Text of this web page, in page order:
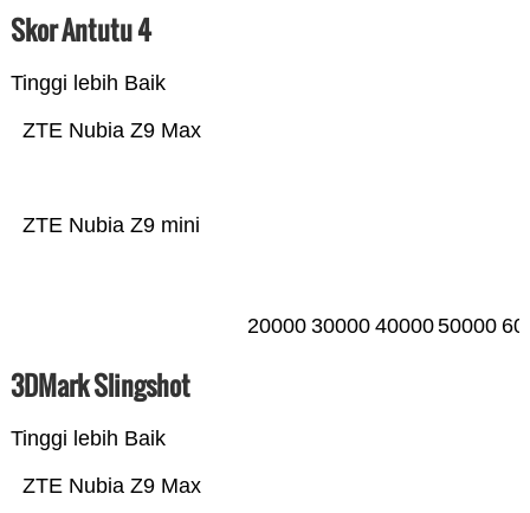
Skor Antutu 4
Tinggi lebih Baik
ZTE Nubia Z9 mini
ZTE Nubia Z9 Max
20000 30000 4000050000
3DMark Slingshot
Tinggi lebih Baik
ZTE Nubia Z9 Max